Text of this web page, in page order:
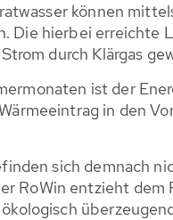
können
Die hierbei erreichte
durch Klärgas
ist der
in den
sich demnach
RoWin entzieht